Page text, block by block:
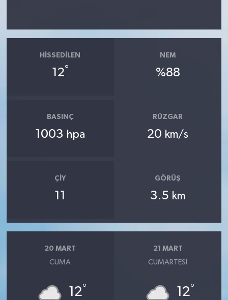
HISSEDILEN
12°
NEM
%88
BASINÇ
1003 hpa
RÜZGAR
20 km/s
ÇIY GÖRÜŞ
3.5 km
20 MART
CUMA
12°
21 MART
CUMARTESI
12°